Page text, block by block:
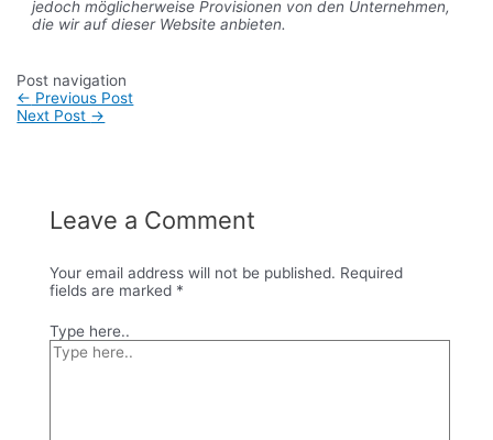
jedoch möglicherweise Provisionen von den Unternehmen,
die wir auf dieser Website anbieten.
Post navigation
← Previous Post
Next Post →
Leave a Comment
Your email address will not be published. Required
fields are marked *
Type here..